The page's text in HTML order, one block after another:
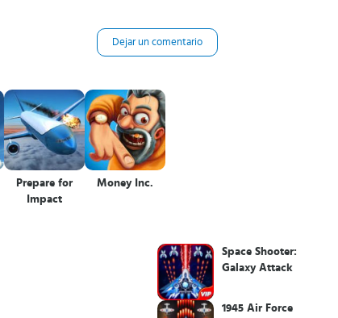
Dejar un comentario
Prepare for
Impact
Money Inc.
Space Shooter:
Galaxy Attack
1945 Air Force